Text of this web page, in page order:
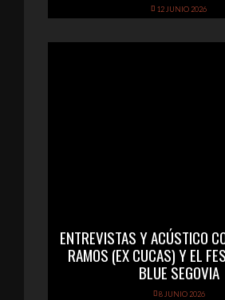
12 JUNIO 2026
ENTREVISTAS Y ACÚSTICO
RAMOS (EX CUCAS) Y EL
BLUE SEGOVIA
8 JUNIO 2026